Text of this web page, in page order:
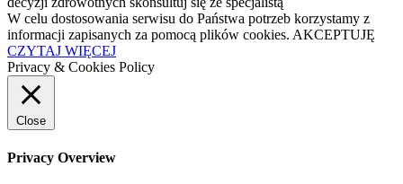
W celu dostosowania serwisu do Państwa potrzeb korzystamy z
informacji zapisanych za pomocą plików cookies. AKCEPTUJĘ
CZYTAJ WIĘCEJ
Privacy & Cookies Policy
Close
Privacy Overview